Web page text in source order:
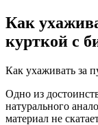
Как
курткой с
Как ухаживать за
Одно из
натурального
материал не